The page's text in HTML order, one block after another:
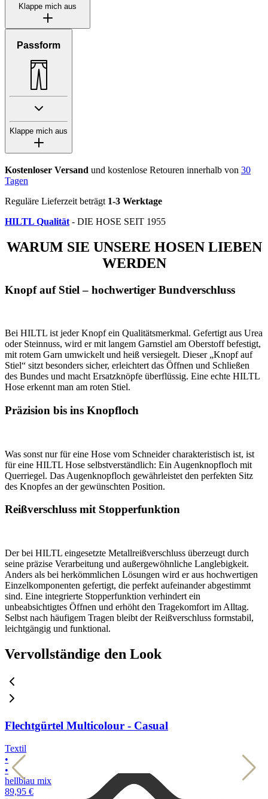
Klappe mich aus
Passform
Klappe mich aus
Kostenloser Versand und kostenlose Retouren innerhalb von 30
Tagen
Reguläre Lieferzeit beträgt 1-3 Werktage
HILTL Qualität - DIE HOSE SEIT 1955
WARUM SIE UNSERE HOSEN LIEBEN
WERDEN
Knopf auf Stiel – hochwertiger Bundverschluss
Bei HILTL ist jeder Knopf ein Qualitätsmerkmal. Gefertigt aus Urea
oder Steinnuss, wird er mit langem Garnstiel am Oberstoff befestigt,
mit rotem Garn umwickelt und heiß versiegelt. Dieser „Knopf auf
Stiel“ sitzt besonders sicher, erleichtert das Öffnen und Schließen
des Bundes und macht Ersatzknöpfe überflüssig. Eine echte HILTL
Hose erkennt man am roten Stiel.
Präzision bis ins Knopfloch
Was sonst nur für eine Hose vom Schneider charakteristisch ist, ist
für eine HILTL Hose selbstverständlich: Ein Augenknopfloch mit
Querriegel. Das Augenknopfloch gewährleistet den perfekten Sitz
des Knopfes an der gewünschten Position.
Reißverschluss mit Stopperfunktion
Der bei HILTL eingesetzte Metallreißverschluss überzeugt durch
seine präzise Verarbeitung und außergewöhnliche Langlebigkeit.
Anders als bei herkömmlichen Lösungen wird er aus hochwertigen
Einzelkomponenten gefertigt, die perfekt aufeinander abgestimmt
sind. Eine integrierte Stopperfunktion verhindert ein
unbeabsichtigtes Öffnen und erhöht den Tragekomfort im Alltag.
Selbst nach häufigem Tragen bleibt der Reißverschluss formstabil,
leichtgängig und funktional.
Vervollständige den Look
Flechtgürtel Multicolour - Casual
Textil
•
•
hellblau mix
89,95 €